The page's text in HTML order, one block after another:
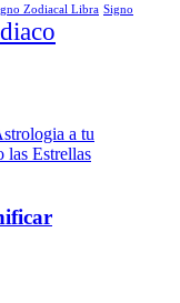
Zodiacal Libra Signo
a tu
las Estrellas